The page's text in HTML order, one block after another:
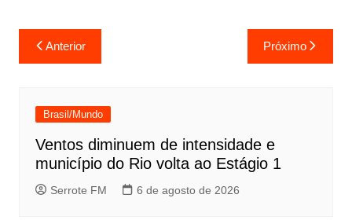
Navegação
de
Anterior Próximo
Brasil/Mundo
Ventos diminuem de intensidade e
município do Rio volta ao Estágio 1
Serrote FM 6 de agosto de 2026